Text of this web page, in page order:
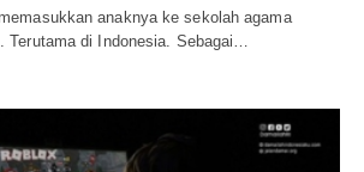
anaknya ke sekolah agama
Terutama di Indonesia. Sebagai…